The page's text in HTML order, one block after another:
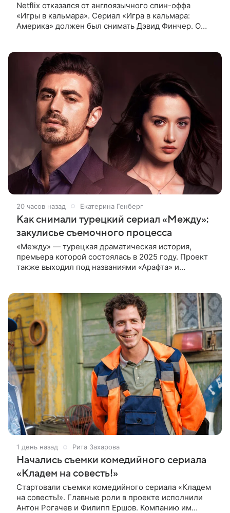
Netflix отказался от англоязычного спин-оффа
«Игры в кальмара». Сериал «Игра в кальмара:
Америка» должен был снимать Дэвид Финчер. О
20 часов назад Екатерина Генберг
Как снимали турецкий сериал «Между»:
закулисье съемочного процесса
«Между» — турецкая драматическая история,
премьера которой состоялась в 2025 году. Проект
также выходил под названиями «Арафта» и
1 день назад Рита Захарова
Начались съемки комедийного сериала
«Кладем на совесть!»
Стартовали съемки комедийного сериала «Кладем
на совесть!». Главные роли в проекте исполнили
Антон Рогачев и Филипп Ершов. Компанию им